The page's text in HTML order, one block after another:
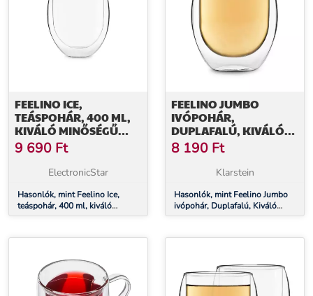
FEELINO ICE,
TEÁSPOHÁR, 400 ML,
KIVÁLÓ MINŐSÉGŰ
BOROSZILIKÁT ÜVEG,
MOSOGATÓGÉPBEN
MOSHATÓ
9 690 Ft
ElectronicStar
Hasonlók, mint Feelino Ice,
teáspohár, 400 ml, kiváló
minőségű boroszilikát üveg,
FEELINO JUMBO
IVÓPOHÁR,
DUPLAFALÚ, KIVÁLÓ
MINŐSÉGŰ
BOROSZILIKÁT ÜVEG,
410 ML, EGYEDI
8 190 Ft
Klarstein
Hasonlók, mint Feelino Jumbo
ivópohár, Duplafalú, Kiváló
minőségű boroszilikát üveg,